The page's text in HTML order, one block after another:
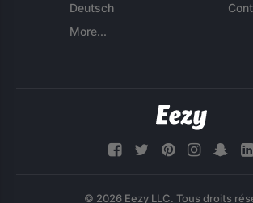
Deutsch
More...
© 2026 Eezy LLC. Tous droits